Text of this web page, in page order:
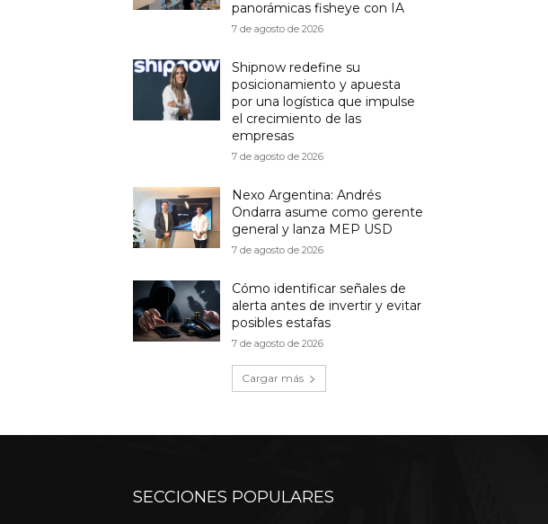
panorámicas fisheye con IA
7 de agosto de 2026
Shipnow redefine su
posicionamiento y apuesta
por una logística que impulse
el crecimiento de las
empresas
7 de agosto de 2026
Nexo Argentina: Andrés
Ondarra asume como gerente
general y lanza MEP USD
7 de agosto de 2026
Cómo identificar señales de
alerta antes de invertir y evitar
posibles estafas
7 de agosto de 2026
Cargar más
SECCIONES POPULARES